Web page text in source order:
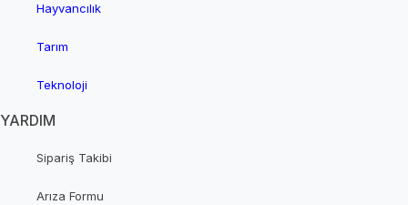
Hayvancılık
Tarım
Teknoloji
YARDIM
Sipariş Takibi
Arıza Formu